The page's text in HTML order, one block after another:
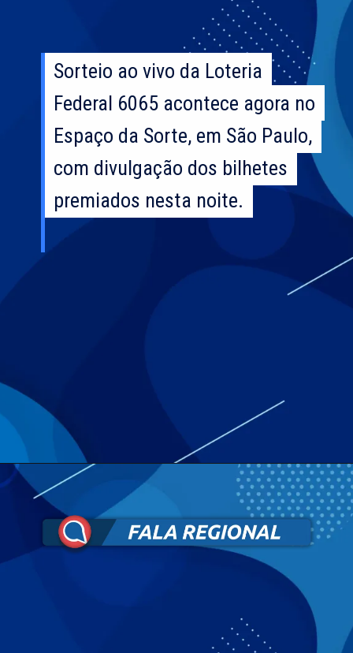
Sorteio ao vivo da Loteria
Federal 6065 acontece agora no
Espaço da Sorte, em São Paulo,
com divulgação dos bilhetes
premiados nesta noite.
Sorteio ao vivo da Loteria
Federal 6065 acontece agora no
Espaço da Sorte, em São Paulo,
com divulgação dos bilhetes
premiados nesta noite.